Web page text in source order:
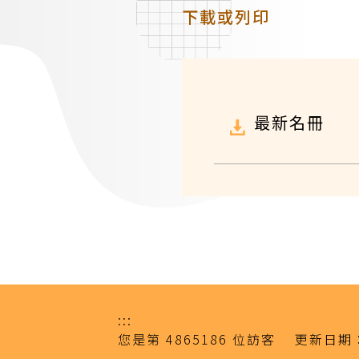
下載或列印
最新名冊
:::
您是第 4865186 位訪客 更新日期：